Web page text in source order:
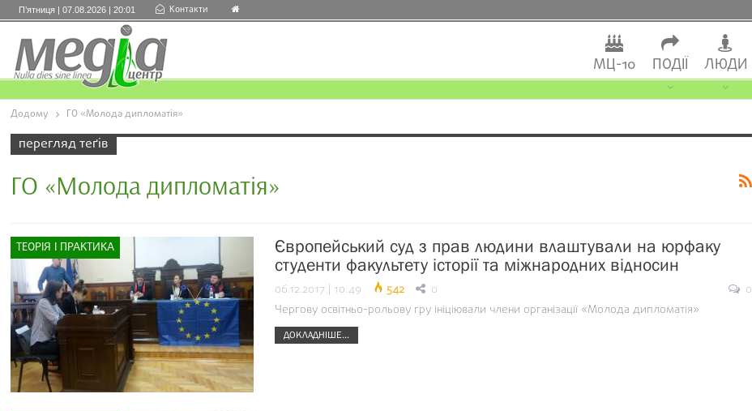
П’ятниця | 07.08.2026 | 20:01 Контакти
МЦ-10 ПОДІЇ ЛЮДИ
Додому ГО «Молода дипломатія»
перегляд теґів
ГО «Молода дипломатія»
ТЕОРІЯ І ПРАКТИКА
Європейський суд з прав людини влаштували на юрфаку
студенти факультету історії та міжнародних відносин
06.12.2017 | 10:49 542 0
0
Чергову освітньо-рольову гру ініціювали члени організації «Молода дипломатія»
ДОКЛАДНІШЕ...